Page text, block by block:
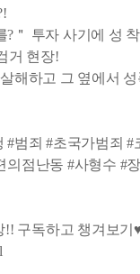
＂ 투자 사기에 성
거 현장!
해하고 그 옆에서 성
#범죄 #초국가범죄 #
의점난동 #사형수 #
!! 구독하고 챙겨보기